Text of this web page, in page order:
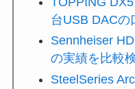
台USB DACの
Sennheiser
の実績を比較
SteelSeries